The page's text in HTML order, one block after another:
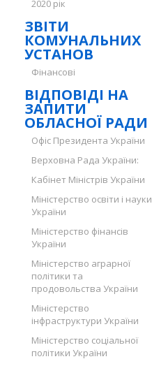
2020 рік
ЗВІТИ
КОМУНАЛЬНИХ
УСТАНОВ
Фінансові
ВІДПОВІДІ НА
ЗАПИТИ
ОБЛАСНОЇ РАДИ
Офіс Президента України
Верховна Рада України:
Кабінет Міністрів України
Міністерство освіти і науки
України
Міністерство фінансів
України
Міністерство аграрної
політики та
продовольства України
Міністерство
інфраструктури України
Міністерство соціальної
політики України